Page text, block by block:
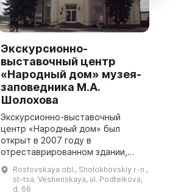
Экскурсионно-
выставочный центр
«Народный дом» музея-
заповедника М.А.
Шолохова
Экскурсионно-выставочный
центр «Народный дом» был
открыт в 2007 году в
отреставрированном здании,
месте первого на Дону театра
колхозной молодежи. Здесь
Rostovskaya obl., Sholokhovskiy r-n.,
st-tsa. Veshenskaya, ul. Podtelkova,
d. 66